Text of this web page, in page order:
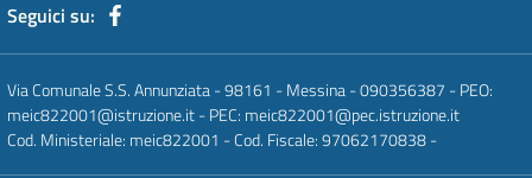
Seguici su:
Via Comunale S.S. Annunziata - 98161 - Messina - 090356387 - PEO:
meic822001@istruzione.it - PEC: meic822001@pec.istruzione.it
Cod. Ministeriale: meic822001 - Cod. Fiscale: 97062170838 -